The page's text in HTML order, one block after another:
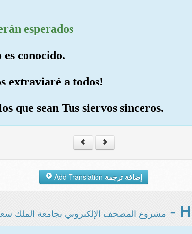
esperados
conocido.
extraviaré a todos!
que sean Tus siervos sinceros.
إضافة ترجمة
مشروع المصحف الإلكتروني بجامعة الملك